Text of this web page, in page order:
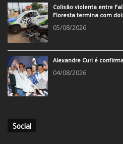
Colisão violenta entre
Floresta termina com
05/08/2026
Alexandre Curi é
04/08/2026
Social